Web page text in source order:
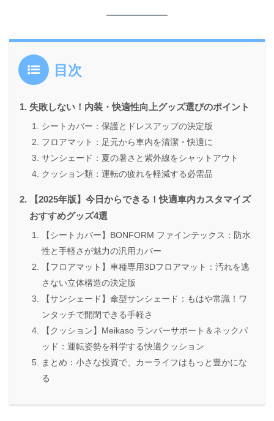
目次
失敗しない！内装・快適性向上グッズ選びのポイント
シートカバー：保護とドレスアップの決定版
フロアマット：足元から車内を清潔・快適に
サンシェード：夏の暑さと紫外線をシャットアウト
クッション類：運転の疲れを軽減する必需品
【2025年版】今日からできる！快適車内カスタマイズ
おすすめグッズ4選
【シートカバー】BONFORM ファインテックス：防水
性と手軽さが魅力の汎用カバー
【フロアマット】車種専用3Dフロアマット：汚れを逃
さない立体構造の決定版
【サンシェード】傘型サンシェード：もはや常識！ワ
ンタッチで開閉できる手軽さ
【クッション】Meikaso ランバーサポート＆ネックパ
ッド：運転姿勢を科学する快適クッション
まとめ：小さな投資で、カーライフはもっと豊かにな
る